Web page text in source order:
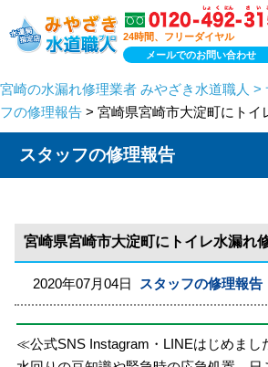
24時間、フリーダイヤル
メールでのお問い合わせ
宮崎の水漏れ修理業者 みやざき水道職人 >
フの修理報告 > 宮崎県宮崎市大淀町にトイ
スタッフの修理報告
宮崎県宮崎市大淀町にトイレ水漏れ
2020年07月04日 スタッフの修理報告
≪公式SNS Instagram・LINEはじめま